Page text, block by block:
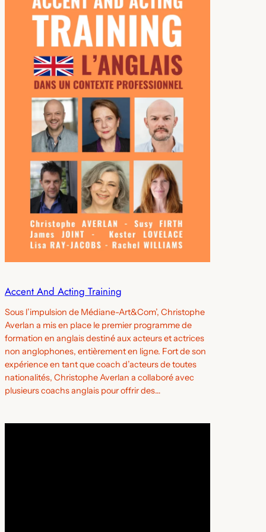
Accent And Acting Training
Sous l’impulsion de Médiane-Art&Com’, Christophe
Averlan a mis en place le premier programme de
formation en anglais destiné aux acteurs et actrices
non anglophones, entièrement en ligne. Fort de son
expérience en tant que coach d’acteurs de toutes
nationalités, Christophe Averlan a collaboré avec
plusieurs coachs anglais pour offrir des…